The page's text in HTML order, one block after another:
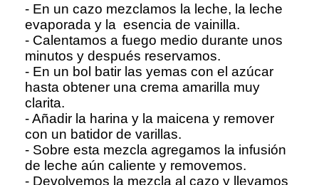
- En un cazo mezclamos la leche, la leche
evaporada y la esencia de vainilla.
- Calentamos a fuego medio durante unos
minutos y después reservamos.
- En un bol batir las yemas con el azúcar
hasta obtener una crema amarilla muy
clarita.
- Añadir la harina y la maicena y remover
con un batidor de varillas.
- Sobre esta mezcla agregamos la infusión
de leche aún caliente y removemos.
- Devolvemos la mezcla al cazo y llevamos